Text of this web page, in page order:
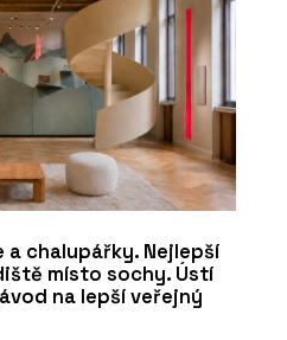
chalupářky. Nejlepší
místo sochy. Ústí
na lepší veřejný